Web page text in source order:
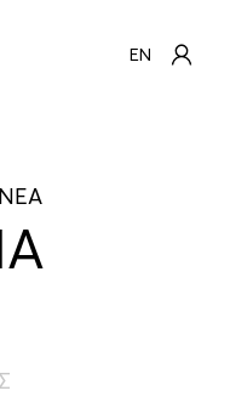
EN